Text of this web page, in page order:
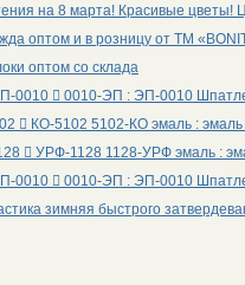
на 8 марта! Красивые цветы!
оптом и в розницу от ТМ
оптом со склада
0010  0010-ЭП : ЭП-0010
 КО-5102 5102-КО эмаль :
 УРФ-1128 1128-УРФ эмаль :
0010  0010-ЭП : ЭП-0010
зимняя быстрого